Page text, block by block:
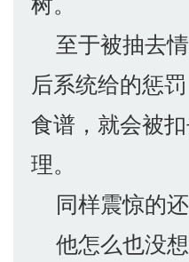
至于被抽去
后系统给的惩
食谱，就会被
理。
同样震惊的还
他怎么也没